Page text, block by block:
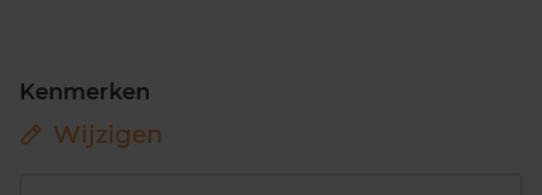
Kenmerken
Wijzigen